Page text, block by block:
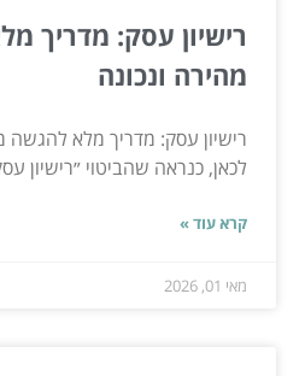
רישיון עסק: מדריך
מהירה ונכונה
רישיון עסק: מדריך מלא להגשה
לכאן, כנראה שהביטוי ״רישיון
קרא עוד »
מאי 01, 2026